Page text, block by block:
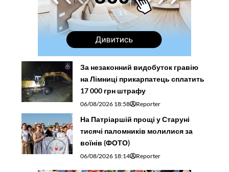
За незаконний видобуток гравію
на Лімниці прикарпатець сплатить
17 000 грн штрафу
06/08/2026 18:58 Reporter
На Патріаршій прощі у Старуні
тисячі паломників молилися за
воїнів (ФОТО)
06/08/2026 18:14 Reporter